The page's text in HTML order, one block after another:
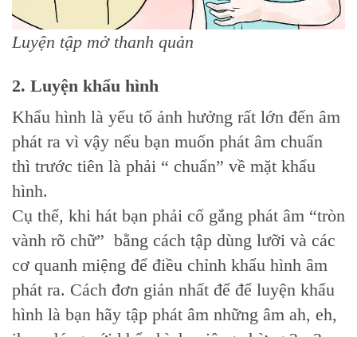
Luyện tập mở thanh quản
2. Luyện khẩu hình
Khẩu hình là yếu tố ảnh hưởng rất lớn đến âm
phát ra vì vậy nếu bạn muốn phát âm chuẩn
thì trước tiên là phải “ chuẩn” về mặt khẩu
hình.
Cụ thể, khi hát bạn phải cố gắng phát âm “tròn
vành rõ chữ” bằng cách tập dùng lưỡi và các
cơ quanh miệng để điều chỉnh khẩu hình âm
phát ra. Cách đơn giản nhất để để luyện khẩu
hình là bạn hãy tập phát âm những âm ah, eh,